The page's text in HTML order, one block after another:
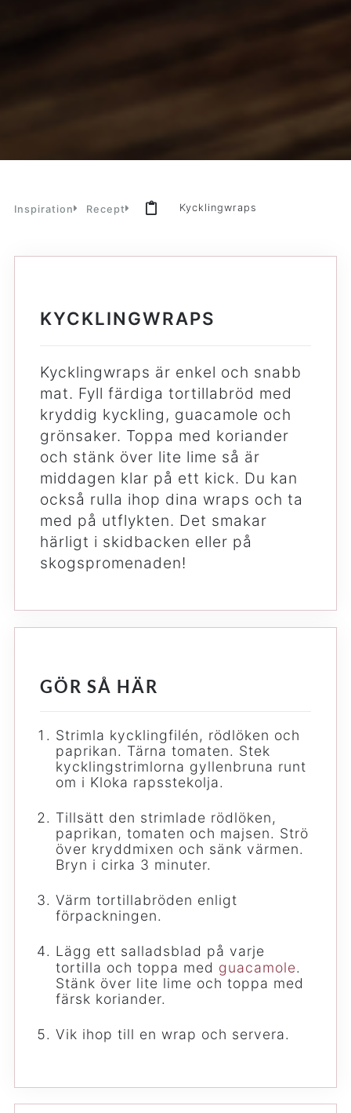
Inspiration Recept Kycklingwraps
KYCKLINGWRAPS
Kycklingwraps är enkel och snabb
mat. Fyll färdiga tortillabröd med
kryddig kyckling, guacamole och
grönsaker. Toppa med koriander
och stänk över lite lime så är
middagen klar på ett kick. Du kan
också rulla ihop dina wraps och ta
med på utflykten. Det smakar
härligt i skidbacken eller på
skogspromenaden!
GÖR SÅ HÄR
Strimla kycklingfilén, rödlöken och
paprikan. Tärna tomaten. Stek
kycklingstrimlorna gyllenbruna runt
om i Kloka rapsstekolja.
Tillsätt den strimlade rödlöken,
paprikan, tomaten och majsen. Strö
över kryddmixen och sänk värmen.
Bryn i cirka 3 minuter.
Värm tortillabröden enligt
förpackningen.
Lägg ett salladsblad på varje
tortilla och toppa med guacamole.
Stänk över lite lime och toppa med
färsk koriander.
Vik ihop till en wrap och servera.